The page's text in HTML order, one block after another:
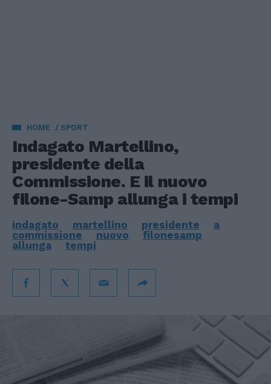
HOME SPORT
Indagato Martellino,
presidente della
Commissione. E il nuovo
filone-Samp allunga i tempi
indagato martellino presidente
a
commissione
nuovo
filonesamp
allunga
tempi